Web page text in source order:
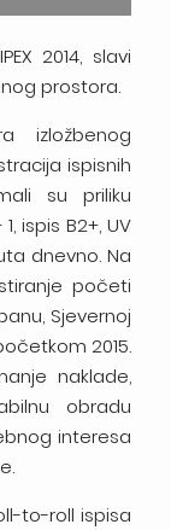
2014, slavi
prostora.
izložbenog
ispisnih
su priliku
ispis B2+, UV
dnevno. Na
početi
Sjevernoj
2015.
naklade,
obradu
interesa
to-roll ispisa